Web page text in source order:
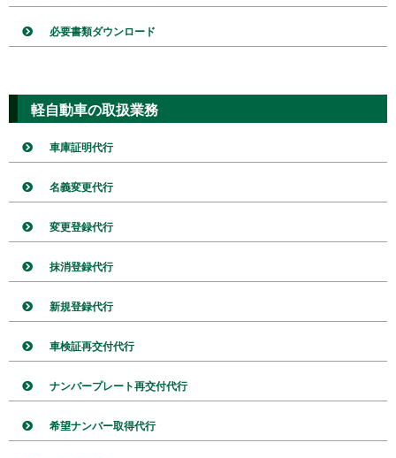
必要書類ダウンロード
軽自動車の取扱業務
車庫証明代行
名義変更代行
変更登録代行
抹消登録代行
新規登録代行
車検証再交付代行
ナンバープレート再交付代行
希望ナンバー取得代行